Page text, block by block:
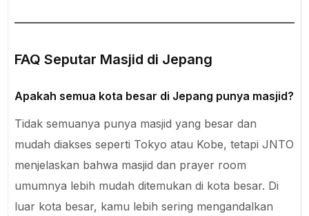
FAQ Seputar Masjid di Jepang
Apakah semua kota besar di Jepang punya masjid?
Tidak semuanya punya masjid yang besar dan
mudah diakses seperti Tokyo atau Kobe, tetapi JNTO
menjelaskan bahwa masjid dan prayer room
umumnya lebih mudah ditemukan di kota besar. Di
luar kota besar, kamu lebih sering mengandalkan